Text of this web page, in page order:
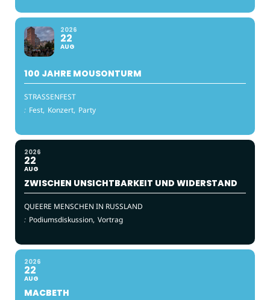
2026
22
AUG
100 JAHRE MOUSONTURM
STRASSENFEST
: Fest, Konzert, Party
2026
22
AUG
ZWISCHEN UNSICHTBARKEIT UND WIDERSTAND
QUEERE MENSCHEN IN RUSSLAND
: Podiumsdiskussion, Vortrag
2026
22
AUG
MACBETH